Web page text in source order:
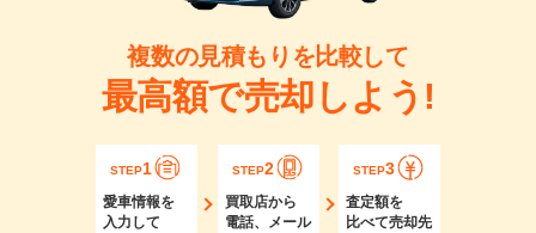
複数の見積もりを比較して
最高額で売却しよう!
STEP1
愛車情報を
入力して
STEP2
買取店から
電話、メール
STEP3
査定額を
比べて売却先